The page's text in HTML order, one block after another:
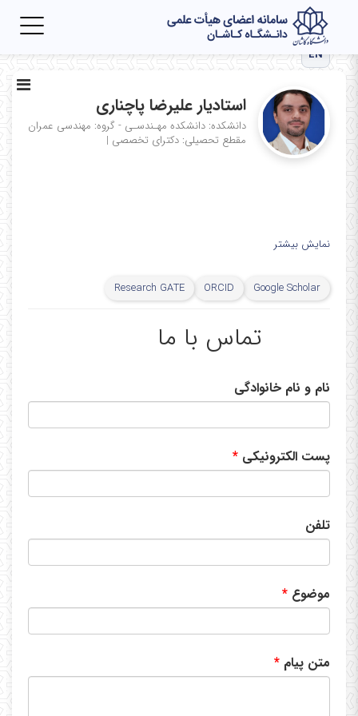
EN
استادیار علیرضا پاچناری
دانشکده: دانشکده مهـندسـی - گروه: مهندسی عمران
مقطع تحصیلی: دکترای تخصصی |
نمایش بیشتر
Google Scholar
ORCID
Research GATE
تماس با ما
نام و نام خانوادگی
پست الکترونیکی
تلفن
موضوع
متن پیام